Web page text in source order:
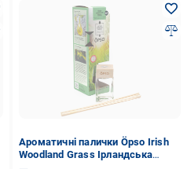
Ароматичні палички Öpso Irish
Woodland Grass Ірландська